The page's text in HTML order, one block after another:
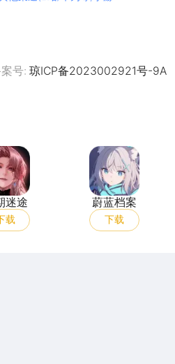
号: 琼ICP备2023002921号-9A
无期迷途
迷途
载
蔚蓝档案
蔚蓝档案
下载